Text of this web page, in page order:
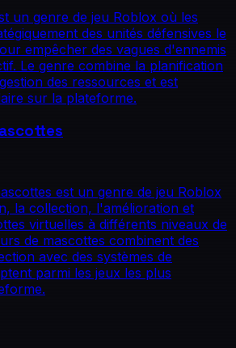
un genre de jeu Roblox où les
des unités défensives le
empêcher des vagues d'ennemis
Le genre combine la planification
des ressources et est
sur la plateforme.
est un genre de jeu Roblox
la collection, l'amélioration et
virtuelles à différents niveaux de
de mascottes combinent des
avec des systèmes de
parmi les jeux les plus